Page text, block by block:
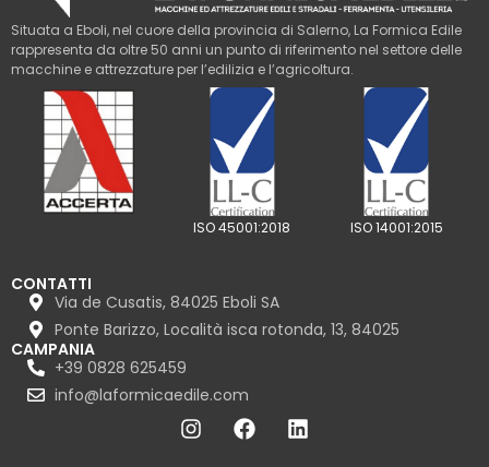
Situata a Eboli, nel cuore della provincia di Salerno, La Formica Edile
rappresenta da oltre 50 anni un punto di riferimento nel settore delle
macchine e attrezzature per l’edilizia e l’agricoltura.
ISO 45001:2018 ISO 14001:2015
CONTATTI
Via de Cusatis, 84025 Eboli SA
Ponte Barizzo, Località isca rotonda, 13, 84025
CAMPANIA
+39 0828 625459
info@laformicaedile.com